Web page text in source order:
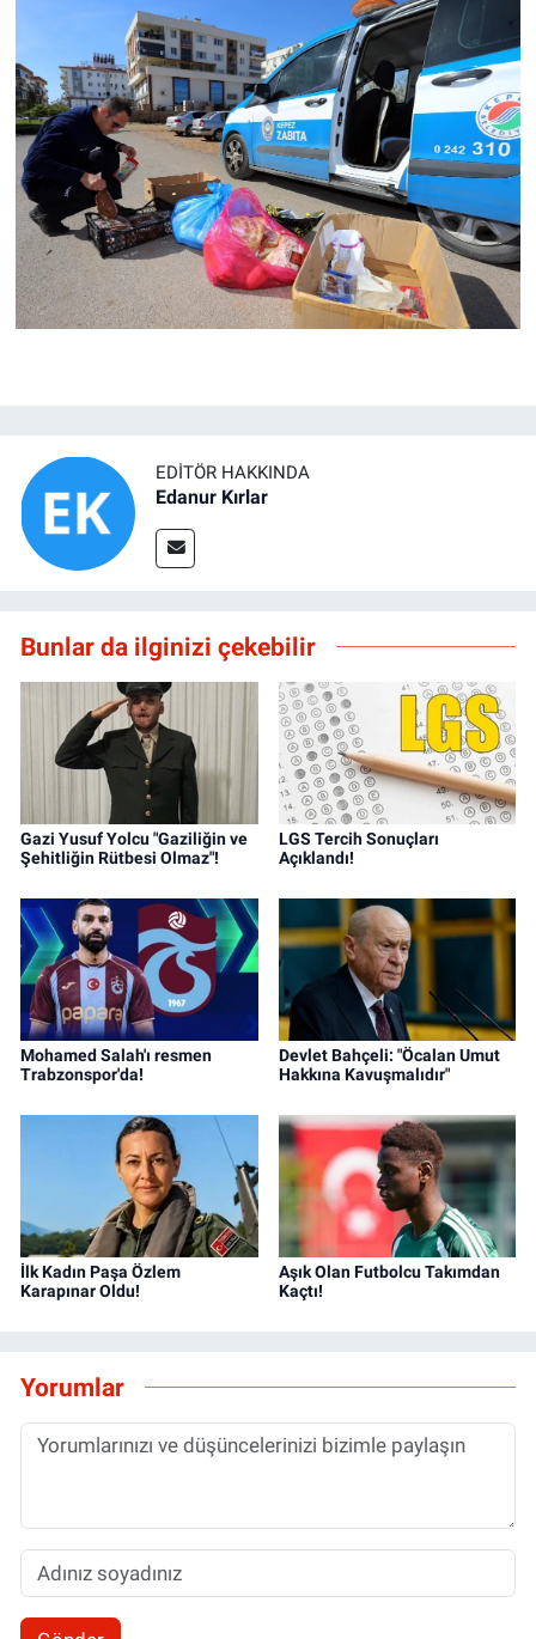
EDITÖR HAKKINDA
Edanur Kırlar
Bunlar da ilginizi çekebilir
Gazi Yusuf Yolcu "Gaziliğin ve
Şehitliğin Rütbesi Olmaz"!
LGS Tercih Sonuçları
Açıklandı!
Mohamed Salah'ı resmen
Trabzonspor'da!
Devlet Bahçeli: "Öcalan Umut
Hakkına Kavuşmalıdır"
İlk Kadın Paşa Özlem
Karapınar Oldu!
Aşık Olan Futbolcu Takımdan
Kaçtı!
Yorumlar